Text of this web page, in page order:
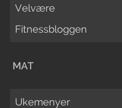
Velvære
Fitnessbloggen
MAT
Ukemenyer